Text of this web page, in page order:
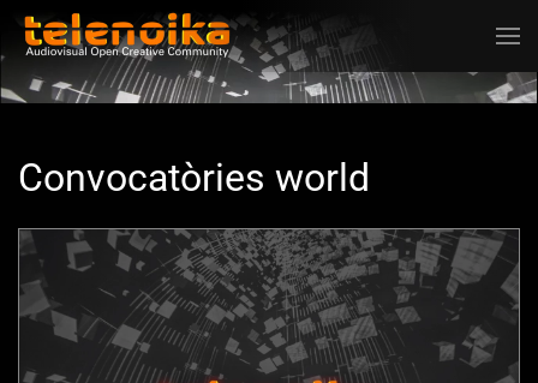
Ir al contenido principal
Convocatòries world